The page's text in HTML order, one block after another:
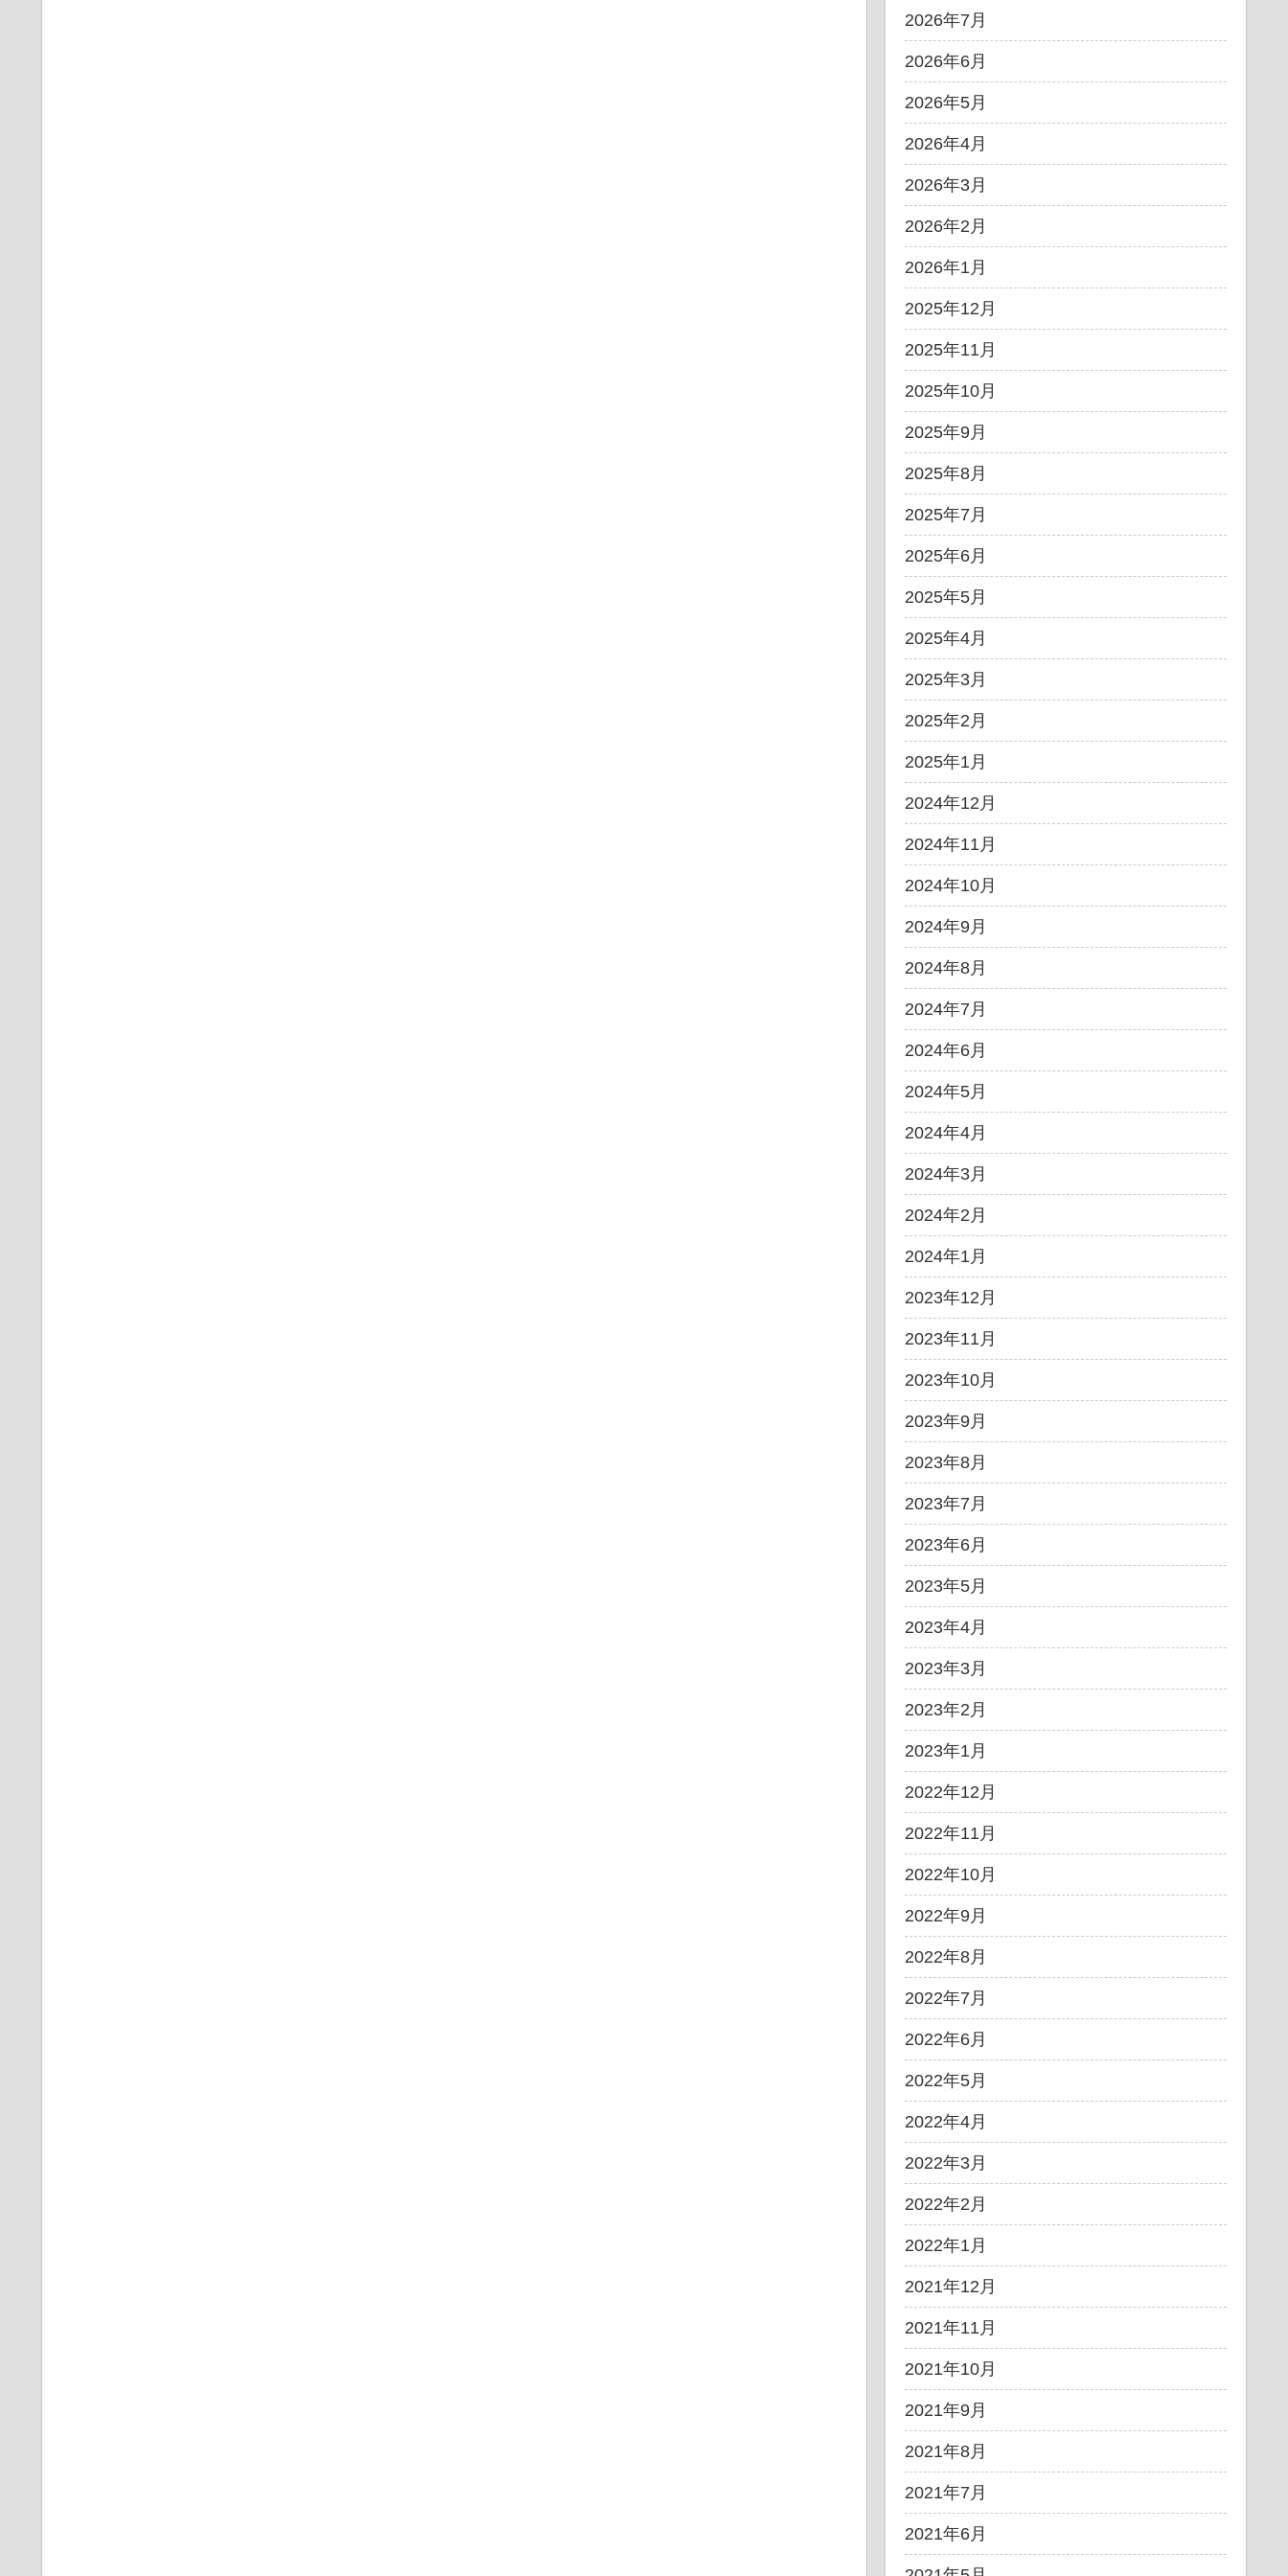
2026年7月
2026年6月
2026年5月
2026年4月
2026年3月
2026年2月
2026年1月
2025年12月
2025年11月
2025年10月
2025年9月
2025年8月
2025年7月
2025年6月
2025年5月
2025年4月
2025年3月
2025年2月
2025年1月
2024年12月
2024年11月
2024年10月
2024年9月
2024年8月
2024年7月
2024年6月
2024年5月
2024年4月
2024年3月
2024年2月
2024年1月
2023年12月
2023年11月
2023年10月
2023年9月
2023年8月
2023年7月
2023年6月
2023年5月
2023年4月
2023年3月
2023年2月
2023年1月
2022年12月
2022年11月
2022年10月
2022年9月
2022年8月
2022年7月
2022年6月
2022年5月
2022年4月
2022年3月
2022年2月
2022年1月
2021年12月
2021年11月
2021年10月
2021年9月
2021年8月
2021年7月
2021年6月